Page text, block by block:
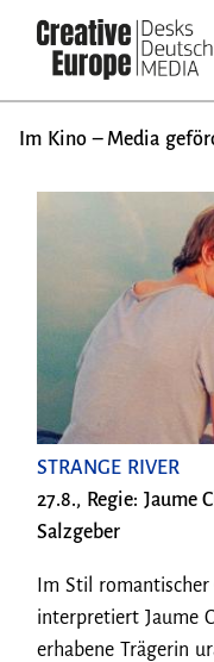
zum
Im Kino – Media
STRANGE RIVER
27.8., Regie: Jaume
Salzgeber
Im Stil romantischer
inter­pretiert Jaume
erhabene Trägerin